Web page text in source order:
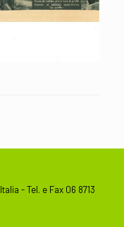
- Tel. e Fax 06 8713